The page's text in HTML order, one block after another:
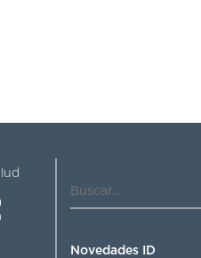
Novedades ID